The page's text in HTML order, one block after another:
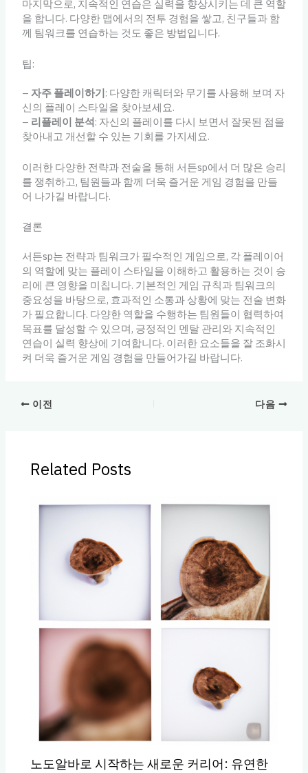
마지막으로, 지속적인 연습은 실력을 향상시키는 데 큰 역할
을 합니다. 다양한 맵에서의 전투 경험을 쌓고, 친구들과 함
께 팀워크를 연습하는 것도 좋은 방법입니다.
팁:
– 자주 플레이하기 : 다양한 캐릭터와 무기를 사용해 보며 자
신의 플레이 스타일을 찾아보세요.
– 리플레이 분석 : 자신의 플레이를 다시 보면서 잘못된 점을
찾아내고 개선할 수 있는 기회를 가지세요.
이러한 다양한 전략과 전술을 통해 서든sp에서 더 많은 승리
를 쟁취하고, 팀원들과 함께 더욱 즐거운 게임 경험을 만들
어 나가길 바랍니다.
결론
서든sp는 전략과 팀워크가 필수적인 게임으로, 각 플레이어
의 역할에 맞는 플레이 스타일을 이해하고 활용하는 것이 승
리에 큰 영향을 미칩니다. 기본적인 게임 규칙과 팀워크의
중요성을 바탕으로, 효과적인 소통과 상황에 맞는 전술 변화
가 필요합니다. 다양한 역할을 수행하는 팀원들이 협력하여
목표를 달성할 수 있으며, 긍정적인 멘탈 관리와 지속적인
연습이 실력 향상에 기여합니다. 이러한 요소들을 잘 조화시
켜 더욱 즐거운 게임 경험을 만들어가길 바랍니다.
이전 다음
Related Posts
노도알바로 시작하는 새로운 커리어: 유연한